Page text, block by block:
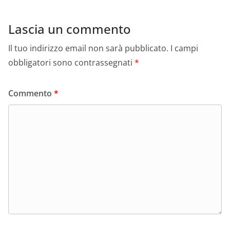
Lascia un commento
Il tuo indirizzo email non sarà pubblicato. I campi
obbligatori sono contrassegnati *
Commento *